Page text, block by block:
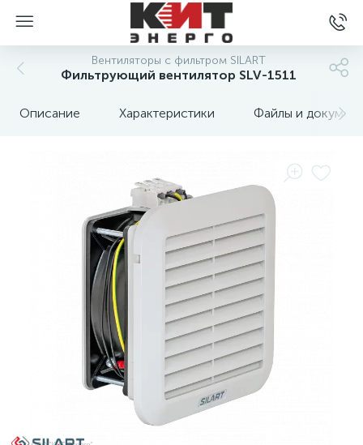
Вентиляторы с фильтром SILART
Фильтрующий вентилятор SLV-1511
Описание Характеристики Файлы и